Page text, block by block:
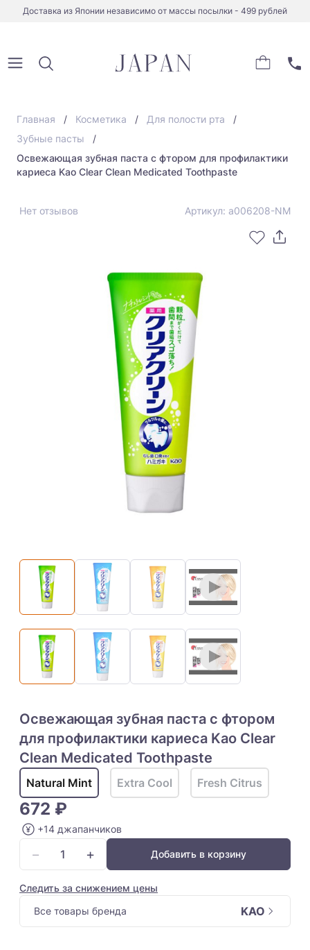
Доставка из Японии независимо от массы посылки - 499 рублей
Главная Косметика
Для полости рта
Зубные пасты
Освежающая зубная паста с фтором для профилактики
кариеса Kao Clear Clean Medicated Toothpaste
Нет отзывов Артикул: a006208-NM
Освежающая зубная паста с фтором
для профилактики кариеса Kao Clear
Clean Medicated Toothpaste
Natural Mint Extra Cool Fresh Citrus
672 ₽
+14 джапанчиков
− + Добавить в корзину
Следить за снижением цены
Все товары бренда
KAO